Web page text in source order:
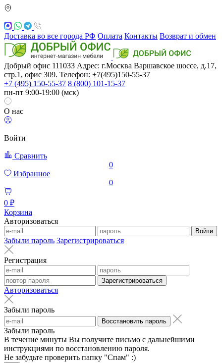
Доставка во все города РФ Оплата Контакты Возврат и обмен
Добрый офис 111033 Адрес: г.Москва Варшавское шоссе, д.17,
стр.1, офис 309. Телефон: +7(495)150-55-37
+7 (495) 150-55-37 8 (800) 101-15-37
пн-пт 9:00-19:00 (мск)
О нас
Войти
Сравнить
0
Избранное
0
0 ₽
Корзина
Авторизоваться
Войти
Забыли пароль Зарегистрироваться
Регистрация
Зарегистрироваться
Авторизоваться
Забыли пароль
Восстановить пароль
Забыли пароль
В течение минуты Вы получите письмо с дальнейшими
инструкциями по восстановлению пароля.
Не забудьте проверить папку "Спам" :)